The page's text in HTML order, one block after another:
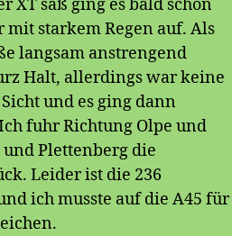
XT saß ging es bald schon
mit starkem Regen auf. Als
langsam anstrengend
Halt, allerdings war keine
und es ging dann
fuhr Richtung Olpe und
Plettenberg die
Leider ist die 236
ich musste auf die A45 für